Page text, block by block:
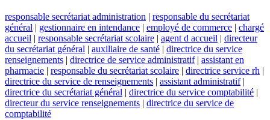
responsable secrétariat administration | responsable du secrétariat
général | gestionnaire en intendance | employé de commerce | chargé
accueil | responsable secrétariat scolaire | agent d accueil | directeur
du secrétariat général | auxiliaire de santé | directrice du service
renseignements | directrice de service administratif| assistant en
pharmacie | responsable du secrétariat scolaire | directrice service rh |
directrice du service de renseignements | assistant administratif|
directrice du secrétariat général | directrice du service comptabilité |
directeur du service renseignements | directrice du service de
comptabilité